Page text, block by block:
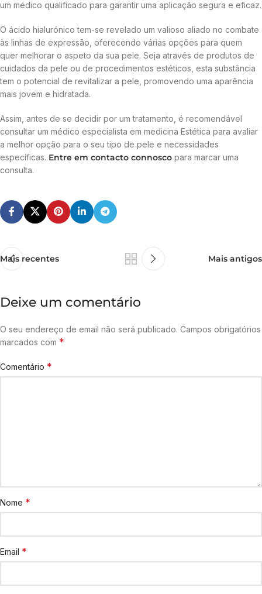
um médico qualificado para garantir uma aplicação segura e eficaz.
O ácido hialurónico tem-se revelado um valioso aliado no combate
às linhas de expressão, oferecendo várias opções para quem
quer melhorar o aspeto da sua pele. Seja através de produtos de
cuidados da pele ou de procedimentos estéticos, esta substância
tem o potencial de revitalizar a pele, promovendo uma aparência
mais jovem e hidratada.
Assim, antes de se decidir por um tratamento, é recomendável
consultar um médico especialista em medicina Estética para avaliar
a melhor opção para o seu tipo de pele e necessidades
específicas. Entre em contacto connosco para marcar uma
consulta.
Mais recentes Mais antigos
Deixe um comentário
O seu endereço de email não será publicado. Campos obrigatórios
marcados com *
Comentário *
Nome *
Email *